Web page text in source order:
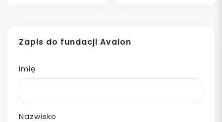
Zapis do fundacji Avalon
Imię
Nazwisko